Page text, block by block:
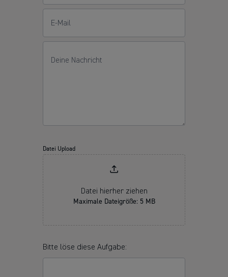
E-Mail
Deine Nachricht
Datei Upload
Datei hierher ziehen
Maximale Dateigröße: 5 MB
Bitte löse diese Aufgabe: